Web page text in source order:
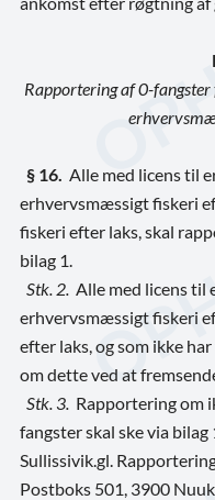
Rapportering af 0-
§ 16. Alle med licens til
erhvervsmæssigt fiskeri
fiskeri efter laks, skal
bilag 1.
Stk. 2. Alle med licens til
erhvervsmæssigt fiskeri
efter laks, og som ikke
om dette ved at
Stk. 3. Rapportering om
fangster skal ske via
Sullissivik.gl.
Postboks 501, 3900